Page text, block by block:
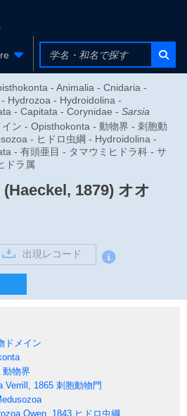
- Animalia - Cnidaria -
Hydrozoa - Hydroidolina -
- Capitata - Corynidae - Sarsia
ン - Opisthokonta - 動物界 - 刺胞動
- ヒドロ虫綱 - Hydroidolina -
- 有頭亜目 - タマウミヒドラ科 - サ
ドラ属
(Haeckel, 1879) オオ
出現レコード
ドメイン
動物界
Verrill, 1865 刺胞動物門
Owen, 1843 ヒドロ虫綱